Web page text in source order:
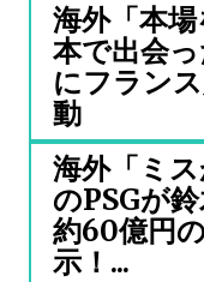
海外「本
本で出会
にフラン
動
海外「ミ
のPSGが
約60億円
示！...